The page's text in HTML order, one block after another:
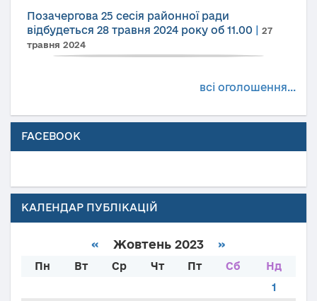
Позачергова 25 сесія районної ради
відбудеться 28 травня 2024 року об 11.00
27
травня 2024
всі оголошення...
FACEBOOK
КАЛЕНДАР ПУБЛІКАЦІЙ
« Жовтень 2023 »
Пн Вт Ср Чт Пт Сб
Нд
1